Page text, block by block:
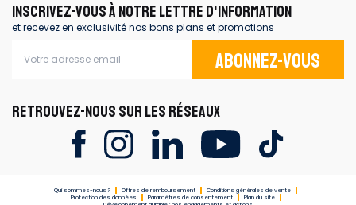
INSCRIVEZ-VOUS À NOTRE LETTRE D'INFORMATION
et recevez en exclusivité nos bons plans et promotions
Abonnez-vous
RETROUVEZ-NOUS SUR LES RÉSEAUX
Qui sommes-nous ? Offres de remboursement
Conditions générales de vente
Protection des données
Paramètres de consentement
Plan du site